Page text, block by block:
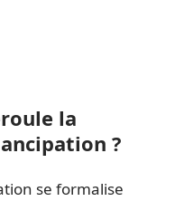
la
?
se formalise